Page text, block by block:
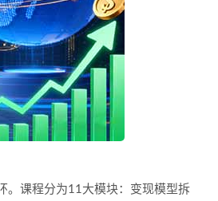
。课程分为11大模块：变现模型拆